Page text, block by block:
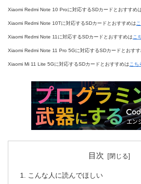
Xiaomi Redmi Note 10 Proに対応するSDカードとおすすめ
Xiaomi Redmi Note 10Tに対応するSDカードとおすすめは
Xiaomi Redmi Note 11に対応するSDカードとおすすめはこ
Xiaomi Redmi Note 11 Pro 5Gに対応するSDカードとおすす
Xiaomi Mi 11 Lite 5Gに対応するSDカードとおすすめはこち
目次
こんな人に読んでほしい